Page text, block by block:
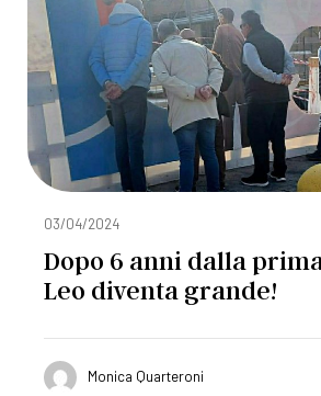
03/04/2024
Dopo 6 anni dalla
Leo diventa grande!
Monica Quarteroni